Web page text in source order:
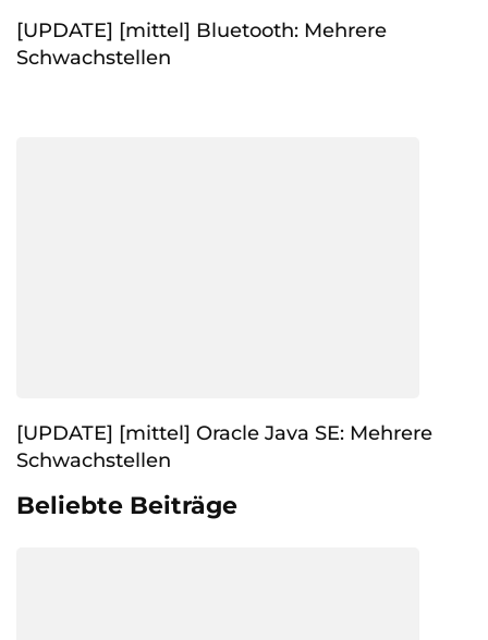
[UPDATE] [mittel] Bluetooth: Mehrere
Schwachstellen
[UPDATE] [mittel] Oracle Java SE: Mehrere
Schwachstellen
Beliebte Beiträge